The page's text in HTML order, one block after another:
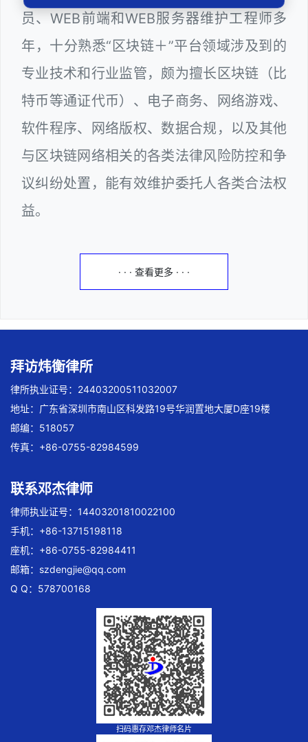
员、WEB前端和WEB服务器维护工程师多
年，十分熟悉“区块链＋”平台领域涉及到的
专业技术和行业监管，颇为擅长区块链（比
特币等通证代币）、电子商务、网络游戏、
软件程序、网络版权、数据合规，以及其他
与区块链网络相关的各类法律风险防控和争
议纠纷处置，能有效维护委托人各类合法权
益。
· · · 查看更多 · · ·
拜访炜衡律所
律所执业证号：24403200511032007
地址：广东省深圳市南山区科发路19号华润置地大厦D座19楼
邮编：518057
传真：+86-0755-82984599
联系邓杰律师
律师执业证号：14403201810022100
手机：+86-13715198118
座机：+86-0755-82984411
邮箱： szdengjie@qq.com
Q Q：578700168
扫码惠存邓杰律师名片